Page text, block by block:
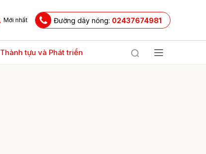
Mới nhất Đường dây nóng: 02437674981
Thành tựu và Phát triển